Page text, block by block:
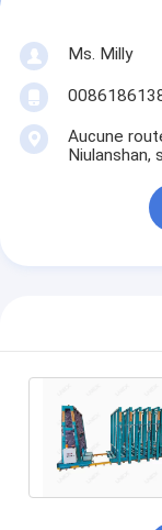
Ms. Milly
Aucune
Niulanshan,